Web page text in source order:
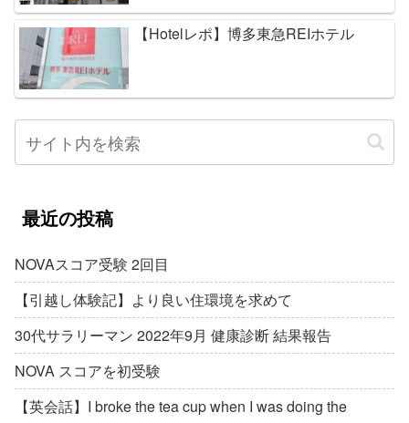
【Hotelレポ】博多東急REIホテル
最近の投稿
NOVAスコア受験 2回目
【引越し体験記】より良い住環境を求めて
30代サラリーマン 2022年9月 健康診断 結果報告
NOVA スコアを初受験
【英会話】I broke the tea cup when I was doing the